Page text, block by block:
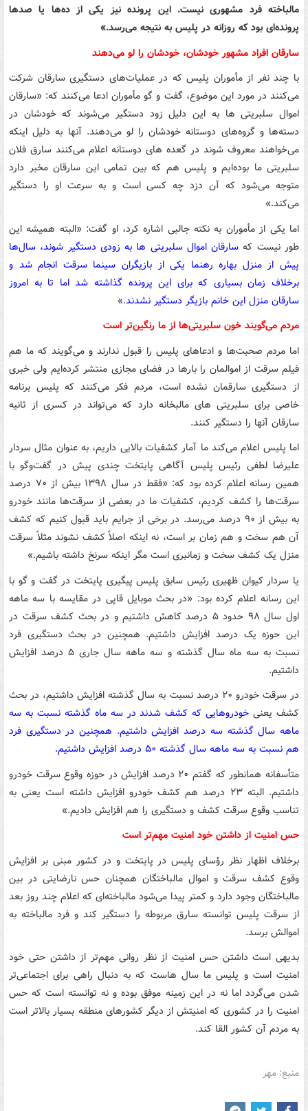
مالباخته فرد مشهوری نیست. این پرونده نیز یکی از ده‌ها یا صدها
پرونده‌ای بود که روزانه در پلیس به نتیجه می‌رسد.»
سارقان افراد مشهور خودشان، خودشان را لو می‌دهند
با چند نفر از مأموران پلیس که در عملیات‌های دستگیری سارقان شرکت
می‌کنند در مورد این موضوع، گفت و گو مأموران ادعا می‌کنند که: «سارقان
اموال سلبریتی ها به این دلیل زود دستگیر می‌شوند که خودشان در
دسته‌ها و گروه‌های دوستانه خودشان را لو می‌دهند. آنها به دلیل اینکه
می‌خواهند معروف شوند در گعده های دوستانه اعلام می‌کنند سارق فلان
سلبریتی ما بوده‌ایم و پلیس هم که بین تمامی این سارقان مخبر دارد
متوجه می‌شود که آن دزد چه کسی است و به سرعت او را دستگیر
می‌کند.»
اما یکی از مأموران به نکته جالبی اشاره کرد، او گفت: «البته همیشه این
طور نیست که سارقان اموال سلبریتی ها به زودی دستگیر شوند، سال‌ها
پیش از منزل بهاره رهنما یکی از بازیگران سینما سرقت انجام شد و
برخلاف زمان بسیاری که برای این پرونده گذاشته شد اما تا به امروز
سارقان منزل این خانم بازیگر دستگیر نشدند.»
مردم می‌گویند خون سلبریتی‌ها از ما رنگین‌تر است
اما مردم صحبت‌ها و ادعاهای پلیس را قبول ندارند و می‌گویند که ما هم
فیلم سرقت از اموالمان را بارها در فضای مجازی منتشر کرده‌ایم ولی خبری
از دستگیری سارقمان نشده است، مردم فکر می‌کنند که پلیس برنامه
خاصی برای سلبریتی های مالبخانه دارد که می‌تواند در کسری از ثانیه
سارقان آنها را دستگیر کنند.
اما پلیس اعلام می‌کند ما آمار کشفیات بالایی داریم، به عنوان مثال سردار
علیرضا لطفی رئیس پلیس آگاهی پایتخت چندی پیش در گفت‌وگو با
همین رسانه اعلام کرده بود که: «فقط در سال ۱۳۹۸ بیش از ۷۰ درصد
سرقت‌ها را کشف کردیم، کشفیات ما در بعضی از سرقت‌ها مانند خودرو
به بیش از ۹۰ درصد می‌رسد. در برخی از جرایم باید قبول کنیم که کشف
آن هم سخت و هم زمان بر است، نه اینکه اصلاً کشف نشوند مثلاً سرقت
منزل یک کشف سخت و زمانبری است مگر اینکه سرنخ داشته باشیم.»
یا سردار کیوان ظهیری رئیس سابق پلیس پیگیری پایتخت در گفت و گو با
این رسانه اعلام کرده بود: «در بحث موبایل قاپی در مقایسه با سه ماهه
اول سال ۹۸ حدود ۵ درصد کاهش داشتیم و در بحث کشف سرقت در
این حوزه یک درصد افزایش داشتیم. همچنین در بحث دستگیری فرد
نسبت به سه ماه سال گذشته و سه ماهه سال جاری ۵ درصد افزایش
داشتیم.
در سرقت خودرو ۲۰ درصد نسبت به سال گذشته افزایش داشتیم، در بحث
کشف یعنیخودروهایی که کشف شدند در سه ماه گذشته نسبت به سه
ماهه سال گذشته سه درصد افزایش داشتیم. همچنین در دستگیری فرد
هم نسبت به سه ماهه سال گذشته ۵۰ درصد افزایش داشتیم.
متأسفانه همانطور که گفتم ۲۰ درصد افزایش در حوزه وقوع سرقت خودرو
داشتیم. البته ۲۳ درصد هم کشف خودرو افزایش داشته است یعنی به
تناسب وقوع سرقت کشف و دستگیری را هم افزایش دادیم.»
حس امنیت از داشتن خود امنیت مهم‌تر است
برخلاف اظهار نظر رؤسای پلیس در پایتخت و در کشور مبنی بر افزایش
وقوع کشف سرقت و اموال مالباختگان همچنان حس نارضایتی در بین
مالباختگان وجود دارد و کمتر پیدا می‌شود مالباخته‌ای که اعلام چند روز بعد
از سرقت پلیس توانسته سارق مربوطه را دستگیر کند و فرد مالباخته به
اموالش برسد.
بدیهی است داشتن حس امنیت از نظر روانی مهم‌تر از داشتن حتی خود
امنیت است و پلیس ما سال هاست که به دنبال راهی برای اجتماعی‌تر
شدن می‌گردد اما نه در این زمینه موفق بوده و نه توانسته است که حس
امنیت را در کشوری که امنیتش از دیگر کشورهای منطقه بسیار بالاتر است
به مردم آن کشور القا کند.
منبع: مهر